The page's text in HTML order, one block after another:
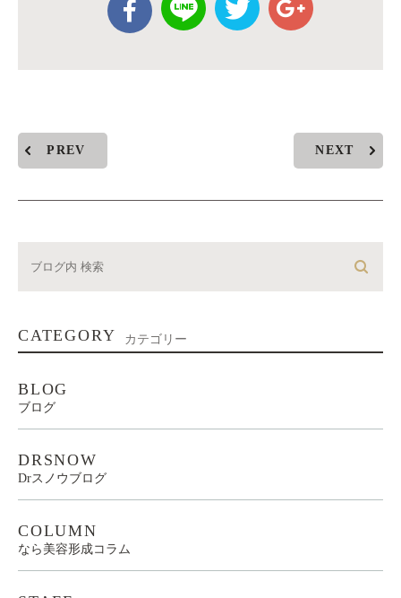
PREV NEXT
CATEGORY カテゴリー
BLOG
ブログ
DRSNOW
Drスノウブログ
COLUMN
なら美容形成コラム